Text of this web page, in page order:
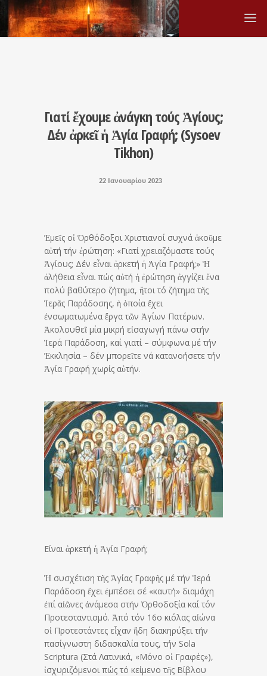
Γιατί ἔχουμε ἀνάγκη τούς Ἁγίους;
Δέν ἀρκεῖ ἡ Ἁγία Γραφή; (Sysoev
Tikhon)
22 Ιανουαρίου 2023
Ἐμεῖς οἱ Ὀρθόδοξοι Χριστιανοί συχνά ἀκοῦμε
αὐτή τήν ἐρώτηση: «Γιατί χρειαζόμαστε τούς
Ἁγίους; Δέν εἶναι ἀρκετή ἡ Ἁγία Γραφή;» Ἡ
ἀλήθεια εἶναι πώς αὐτή ἡ ἐρώτηση ἀγγίζει ἕνα
πολύ βαθύτερο ζήτημα, ἤτοι τό ζήτημα τῆς
Ἱερᾶς Παράδοσης, ἡ ὁποία ἔχει
ἐνσωματωμένα ἔργα τῶν Ἁγίων Πατέρων.
Ἀκολουθεῖ μία μικρή εἰσαγωγή πάνω στήν
Ἱερά Παράδοση, καί γιατί – σύμφωνα μέ τήν
Ἐκκλησία – δέν μπορεῖτε νά κατανοήσετε τήν
Ἁγία Γραφή χωρίς αὐτήν.
Είναι ἀρκετή ἡ Ἁγία Γραφή;
Ἡ συσχέτιση τῆς Ἁγίας Γραφῆς μέ τήν Ἱερά
Παράδοση ἔχει ἐμπέσει σέ «καυτή» διαμάχη
ἐπί αἰῶνες ἀνάμεσα στήν Ὀρθοδοξία καί τόν
Προτεσταντισμό. Ἀπό τόν 16ο κιόλας αἰώνα
οἱ Προτεστάντες εἶχαν ἤδη διακηρύξει τήν
πασίγνωστη διδασκαλία τους, τήν Sola
Scriptura (Στά Λατινικά, «Μόνο οἱ Γραφές»),
ἰσχυριζόμενοι πώς τό κείμενο τῆς Βίβλου